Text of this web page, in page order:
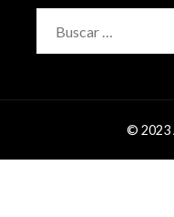
© 2023